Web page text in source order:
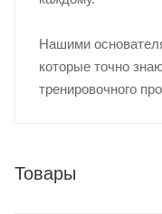
Нашими
которые точно
тренировочного
Товары